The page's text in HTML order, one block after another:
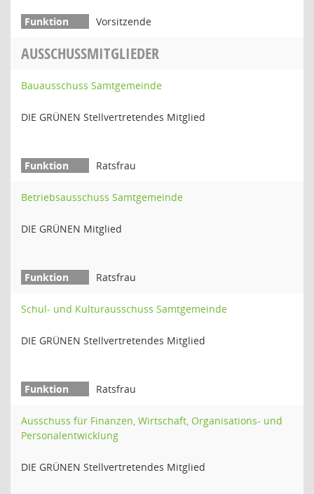
Vorsitzende
AUSSCHUSSMITGLIEDER
Bauausschuss Samtgemeinde
DIE GRÜNEN Stellvertretendes Mitglied
Ratsfrau
Betriebsausschuss Samtgemeinde
DIE GRÜNEN Mitglied
Ratsfrau
Schul- und Kulturausschuss Samtgemeinde
DIE GRÜNEN Stellvertretendes Mitglied
Ratsfrau
Ausschuss für Finanzen, Wirtschaft, Organisations- und
Personalentwicklung
DIE GRÜNEN Stellvertretendes Mitglied